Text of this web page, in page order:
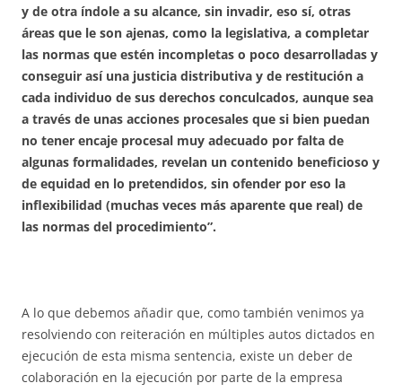
y de otra índole a su alcance, sin invadir, eso sí, otras
áreas que le son ajenas, como la legislativa, a completar
las normas que estén incompletas o poco desarrolladas y
conseguir así una justicia distributiva y de restitución a
cada individuo de sus derechos conculcados, aunque sea
a través de unas acciones procesales que si bien puedan
no tener encaje procesal muy adecuado por falta de
algunas formalidades, revelan un contenido beneficioso y
de equidad en lo pretendidos, sin ofender por eso la
inflexibilidad (muchas veces más aparente que real) de
las normas del procedimiento”.
A lo que debemos añadir que, como también venimos ya
resolviendo con reiteración en múltiples autos dictados en
ejecución de esta misma sentencia, existe un deber de
colaboración en la ejecución por parte de la empresa